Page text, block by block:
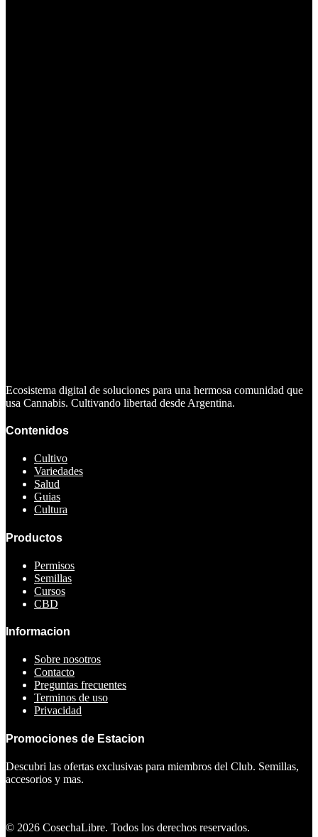
Ecosistema digital de soluciones para una hermosa comunidad que
usa Cannabis. Cultivando libertad desde Argentina.
Contenidos
Cultivo
Variedades
Salud
Guias
Cultura
Productos
Permisos
Semillas
Cursos
CBD
Informacion
Sobre nosotros
Contacto
Preguntas frecuentes
Terminos de uso
Privacidad
Promociones de Estacion
Descubri las ofertas exclusivas para miembros del Club. Semillas,
accesorios y mas.
© 2026 CosechaLibre. Todos los derechos reservados.